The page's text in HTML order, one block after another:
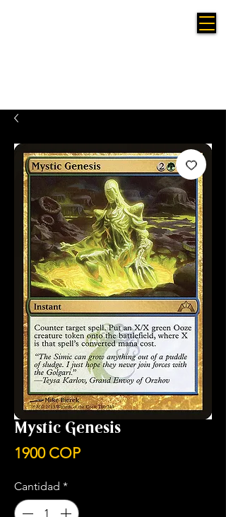
Mystic Genesis
1900 COPPrecio
Cantidad *